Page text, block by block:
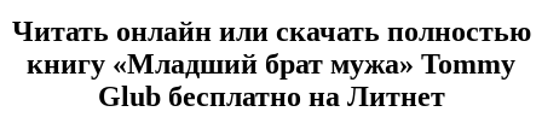
Читать онлайн или скачать полностью
книгу «Младший брат мужа» Tommy
Glub бесплатно на Литнет